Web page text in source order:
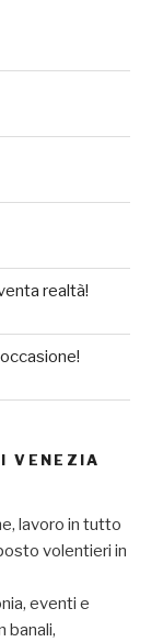
realtà!
VENEZIA
lavoro in tutto
volentieri in
eventi e
banali,